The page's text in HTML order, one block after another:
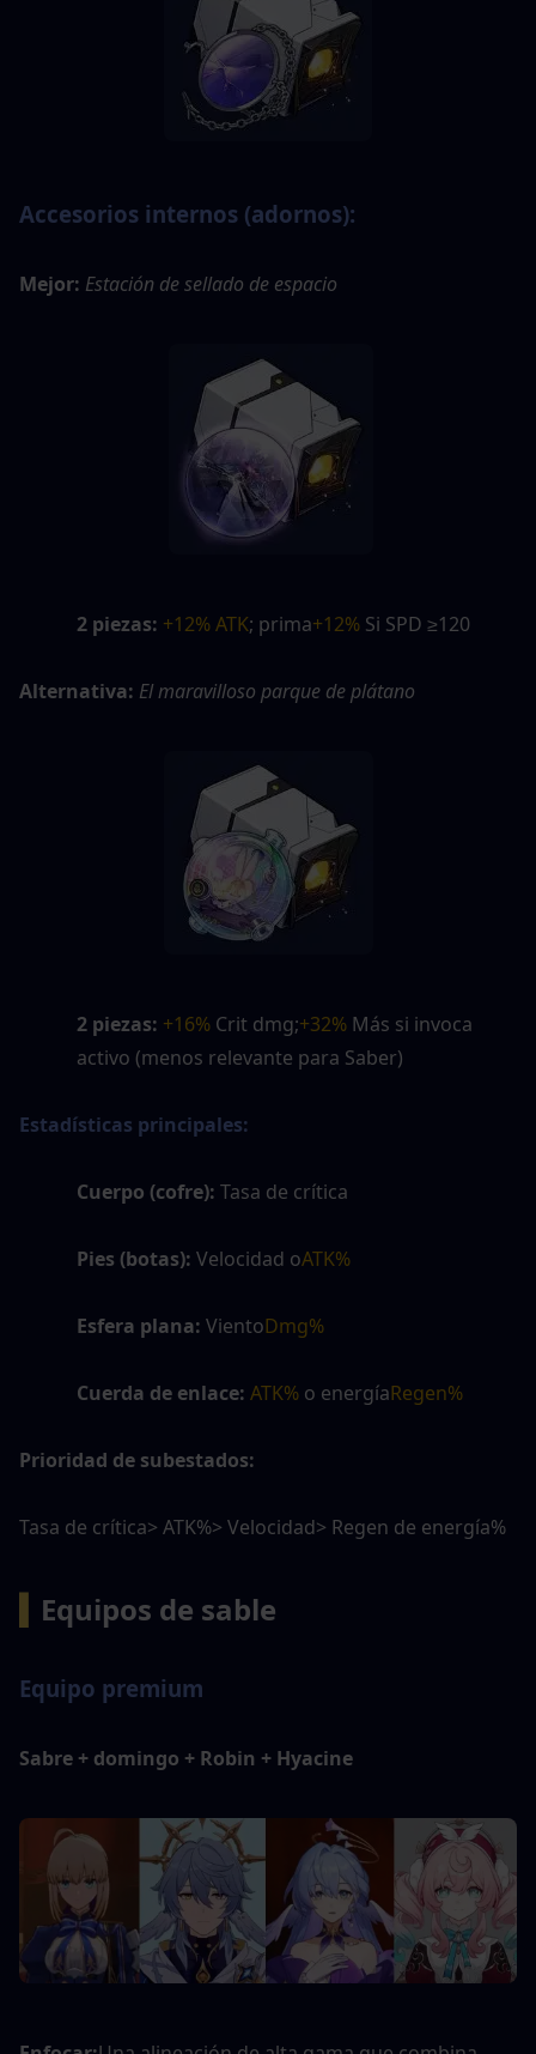
Accesorios internos (adornos):
Mejor: Estación de sellado de espacio
2 piezas: +12% ATK; prima+12% Si SPD ≥120
Alternativa: El maravilloso parque de plátano
2 piezas: +16% Crit dmg;+32% Más si invoca
activo (menos relevante para Saber)
Estadísticas principales:
Cuerpo (cofre): Tasa de crítica
Pies (botas): Velocidad oATK%
Esfera plana: VientoDmg%
Cuerda de enlace: ATK% o energíaRegen%
Prioridad de subestados:
Tasa de crítica> ATK%> Velocidad> Regen de energía%
Equipos de sable
Equipo premium
Sabre + domingo + Robin + Hyacine